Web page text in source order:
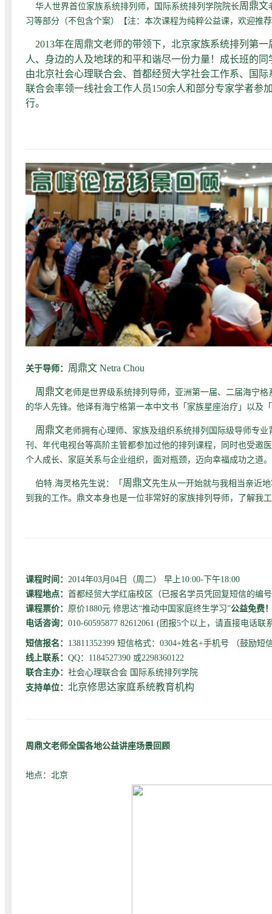
华人世界首位家族系统排列师，国际系统排列学院院长周鼎文
习等部分（不包含个案）【注：本次课程为纯粹公益课，欢迎推
2013年在周鼎文老师的带领下，北京家族系统排列第
人、身边的人及地球的和平和谐尽一份力量！成长班的
由北京社会心理联合会、首都经贸大学社会工作系、国
联合会率领一线社会工作人员150余人和部分专家学者
行。
关于导师： 周鼎文 Netra Chou
周鼎文老师是世界级系统排列导师，亚洲第一届、二届海宁
的华人先锋。他译有海宁格第一本中文书「家族星座治疗」以及
周鼎文老师拥有心理师、家族及组织系统排列国际级导师专
刊、年代电视台等高阶主管都参加过他的排列课程，同时也受邀
个人成长、家庭关系与企业组织，面对瓶颈，迈向幸福成功之道。
伯特.海灵格先生说：「 周鼎文先生从一开始就与我相当亲近
到我的工作。鼎文本身也是一位非常好的家族排列导师，了解我
课程时间： 2014年03月04日（周二） 早上10:00-下午18:00
课程地点： 首都经贸大学红庙校区（已报名学员凭回复短信的编
课程票价： 原价1880元 修思达“推动中国家庭终生学习”公益免费
电话咨询： 010-60595877 82612061 (团报5个以上，请直接电话
短信报名： 13811352399 短信格式：0304+姓名+手机号 （鼓励短
线上联系： QQ：1184527390 或2298360122
联合主办： 社会心理联合会 国际系统排列学院
支持单位： 北京修思达家庭系统教育机构
周鼎文老师全国各地公益讲座场景回顾
地点：北京